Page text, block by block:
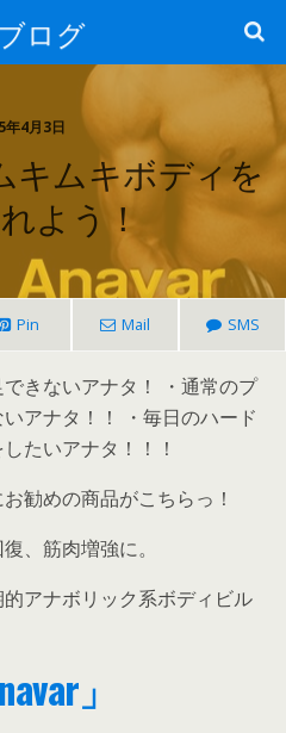
ブログ
年4月3日
キムキボディを
よう！
Pin Mail SMS
きないアナタ！ ・通常のプ
アナタ！！ ・毎日のハード
たいアナタ！！！
勧めの商品がこちらっ！
、筋肉増強に。
アナボリック系ボディビル
」